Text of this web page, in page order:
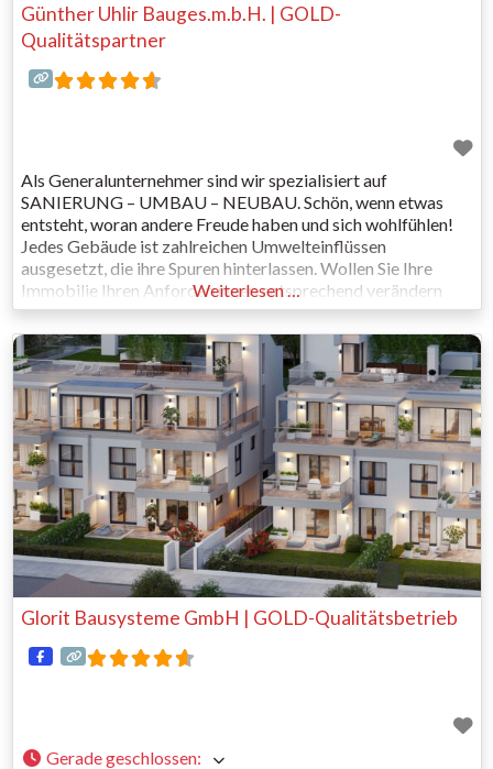
Günther Uhlir Bauges.m.b.H. | GOLD-
Qualitätspartner
Als Generalunternehmer sind wir spezialisiert auf
SANIERUNG – UMBAU – NEUBAU. Schön, wenn etwas
entsteht, woran andere Freude haben und sich wohlfühlen!
Jedes Gebäude ist zahlreichen Umwelteinflüssen
ausgesetzt, die ihre Spuren hinterlassen. Wollen Sie Ihre
Immobilie Ihren Anforderungen entsprechend verändern
oder Altes auf den neuesten Stand bringen? Sprechen Sie mit
dem Baumeister Ihres Vertrauens über Umbau oder
Renovierung. Mit unserer
Weiterlesen …
Glorit Bausysteme GmbH | GOLD-Qualitätsbetrieb
Gerade geschlossen: